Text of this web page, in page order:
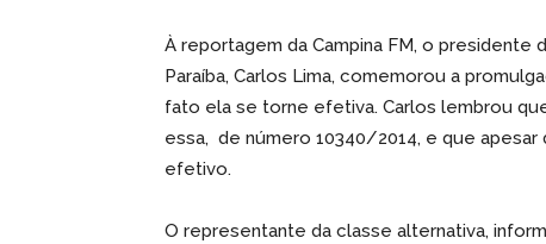
À reportagem da Campina FM, o
Paraíba, Carlos Lima, comemorou a
fato ela se torne efetiva. Carlos lembrou
essa, de número 10340/2014, e que
efetivo.
O representante da classe alternativa,